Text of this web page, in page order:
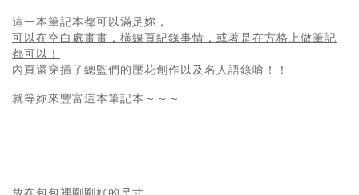
這一本筆記本都可以滿足妳，
可以在空白處畫畫，橫線頁紀錄事情，或著是在方格上做筆記
都可以！
內頁還穿插了總監們的壓花創作以及名人語錄唷！！
就等妳來豐富這本筆記本～～～